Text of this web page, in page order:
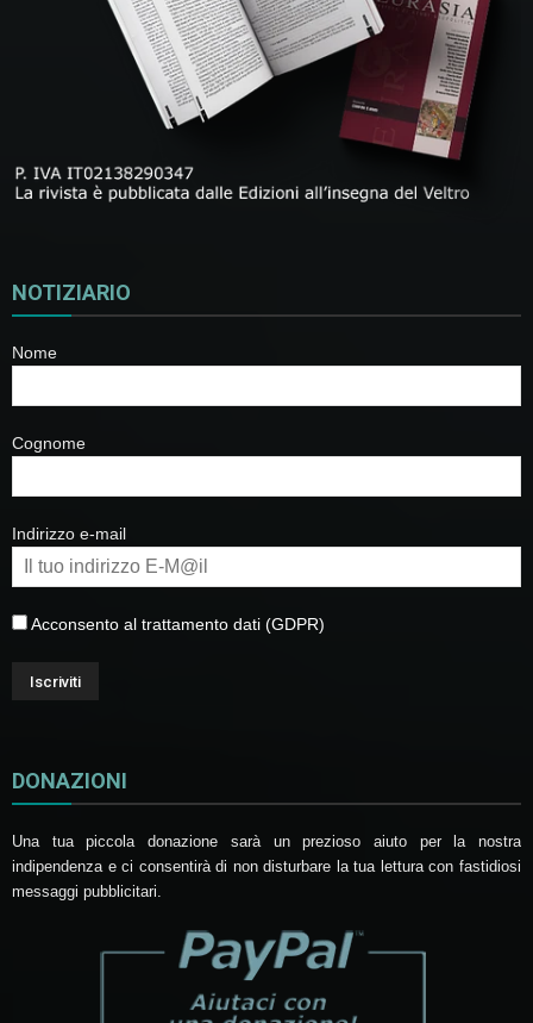
NOTIZIARIO
Nome
Cognome
Indirizzo e-mail
Acconsento al trattamento dati (GDPR)
DONAZIONI
Una tua piccola donazione sarà un prezioso aiuto per la nostra
indipendenza e ci consentirà di non disturbare la tua lettura con fastidiosi
messaggi pubblicitari.